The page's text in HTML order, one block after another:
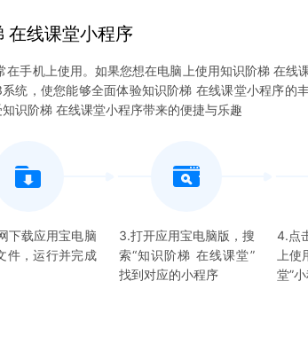
在线课堂小程序
手机上使用。如果您想在电脑上使用知识阶梯 在线
统，使您能够全面体验知识阶梯 在线课堂小程序的
识阶梯 在线课堂小程序带来的便捷与乐趣
下载应用宝电脑
件，运行并完成
3.打开应用宝电脑版，搜
索“知识阶梯 在线课堂”
找到对应的小程序
4.点
上使
堂”